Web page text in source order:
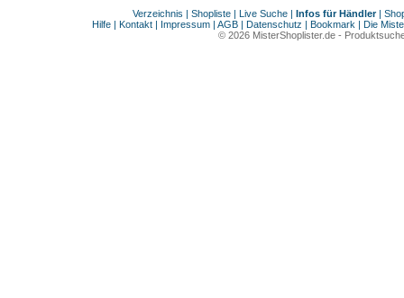
Verzeichnis | Shopliste| Live Suche| Infos für Händler|
Hilfe | Kontakt | Impressum | AGB | Datenschutz | Bookmark | Die
© 2026 MisterShoplister.de-